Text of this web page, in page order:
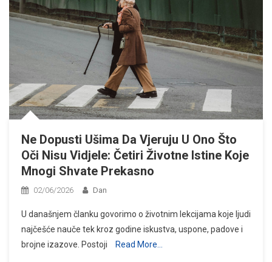
Ne Dopusti Ušima Da Vjeruju U Ono Što
Oči Nisu Vidjele: Četiri Životne Istine Koje
Mnogi Shvate Prekasno
02/06/2026 Dan
U današnjem članku govorimo o životnim lekcijama koje ljudi
najčešće nauče tek kroz godine iskustva, uspone, padove i
brojne izazove. Postoji
Read More…